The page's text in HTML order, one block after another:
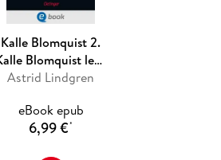
Kalle Blomquist 2.
Blomquist lebt
gefährlich
Astrid Lindgren
eBook epub
6,99 €*